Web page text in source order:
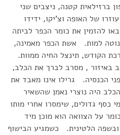
ברזילאית קטנה, ניצבים שני
של האופה וצ'יקו, ידידו
להזמין את כומר הכפר לביתה
למות. אשת הכפר מאמינה,
הקודש, תינצל החיה ממוות.
באיזור , מסרב לברך את הכלב,
הכנסיה. גרילו אינו מאבד את
היה נוצרי נאמן שהשאיר
כסף גדולים, שימסרו אחרי מותו
על הצוואה הוא מוכן מיד
הלטינית. כשמגיע הבישוף